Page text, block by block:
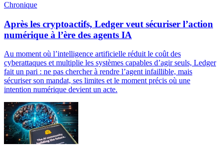
Chronique
Après les cryptoactifs, Ledger veut sécuriser l’action
numérique à l’ère des agents IA
Au moment où l’intelligence artificielle réduit le coût des
cyberattaques et multiplie les systèmes capables d’agir seuls, Ledger
fait un pari : ne pas chercher à rendre l’agent infaillible, mais
sécuriser son mandat, ses limites et le moment précis où une
intention numérique devient un acte.